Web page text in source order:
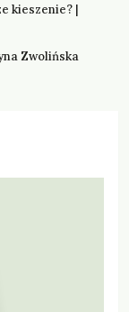
kieszenie? |
Zwolińska